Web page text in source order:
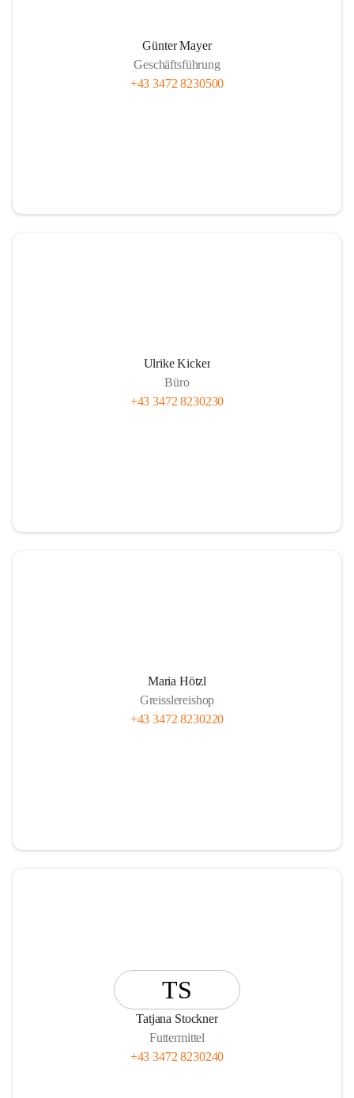
Günter Mayer
Geschäftsführung
+43 3472 8230500
Ulrike Kicker
Büro
+43 3472 8230230
Maria Hötzl
Greisslereishop
+43 3472 8230220
TS
Tatjana Stockner
Futtermittel
+43 3472 8230240